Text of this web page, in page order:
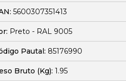
5600307351413
Preto - RAL 9005
Pautal: 85176990
Bruto (Kg): 1.95